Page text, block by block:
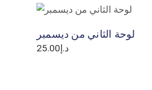
ADD TO CART
لوحة الثاني من ديسمبر
د.إ25.00